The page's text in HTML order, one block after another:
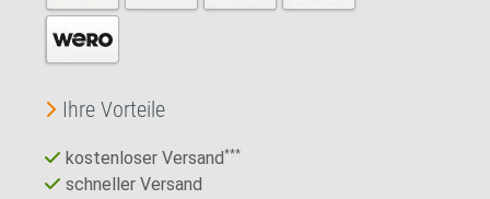
Ihre Vorteile
kostenloser Versand***
schneller Versand